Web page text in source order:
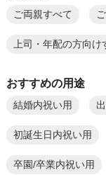
ご両親すべて
上司・年配の方向け
おすすめの用途
結婚内祝い用
初誕生日内祝い用
卒園/卒業内祝い用